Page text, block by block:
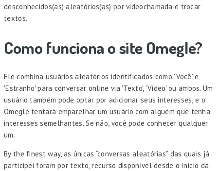
desconhecidos(as) aleatórios(as) por videochamada e trocar
textos.
Como funciona o site Omegle?
Ele combina usuários aleatórios identificados como 'Você' e
'Estranho' para conversar online via 'Texto', 'Vídeo' ou ambos. Um
usuário também pode optar por adicionar seus interesses, e o
Omegle tentará emparelhar um usuário com alguém que tenha
interesses semelhantes. Se não, você pode conhecer qualquer
um.
By the finest way, as únicas “conversas aleatórias” das quais já
participei foram por texto, recurso disponível desde o início da